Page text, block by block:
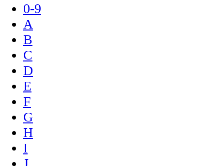
0-9
A
B
C
D
E
F
G
H
I